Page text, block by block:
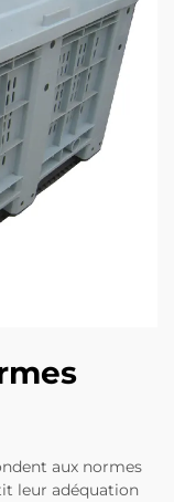
aux normes
leur adéquation